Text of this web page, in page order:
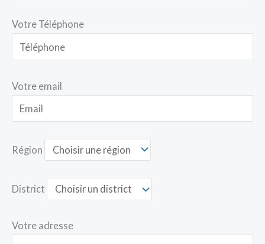
Votre Téléphone
Votre email
Région
District
Votre adresse